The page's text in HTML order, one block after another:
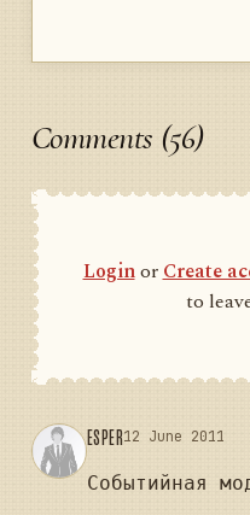
Comments (56)
LoginorCreate
to
ESPER12 June 2011